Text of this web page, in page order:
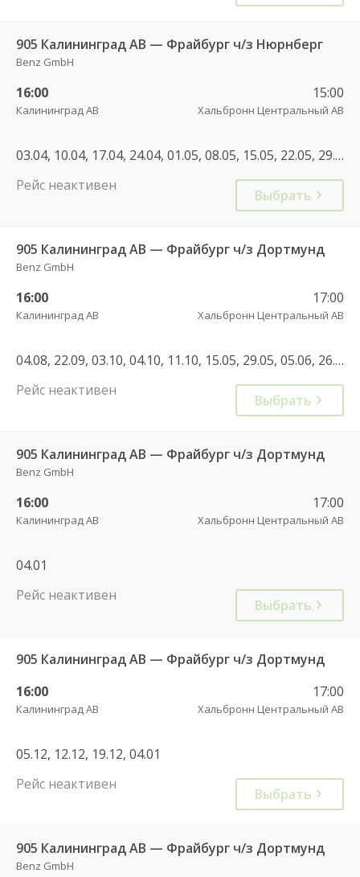
905 Калининград АВ — Фрайбург ч/з Нюрнберг
Benz GmbH
16:00
Калининград АВ
15:00
Хальбронн Центральный АВ
03.04, 10.04, 17.04, 24.04, 01.05, 08.05, 15.05, 22.05, 29.05, 05.06, 12.06, 19.06, 26.06, 03.07, 10.07, 17.07, 24.07, 31.07, 07.08, 14.08, 21.08, 28.08, 04.09, 11.09, 18.09, 25.09, 02.10, 09.10, 16.10, 23.10
Рейс неактивен
Выбрать
905 Калининград АВ — Фрайбург ч/з Дортмунд
Benz GmbH
16:00
Калининград АВ
17:00
Хальбронн Центральный АВ
04.08, 22.09, 03.10, 04.10, 11.10, 15.05, 29.05, 05.06, 26.06, 19.09, 21.09, 25.09
Рейс неактивен
Выбрать
905 Калининград АВ — Фрайбург ч/з Дортмунд
Benz GmbH
16:00
Калининград АВ
17:00
Хальбронн Центральный АВ
04.01
Рейс неактивен
Выбрать
905 Калининград АВ — Фрайбург ч/з Дортмунд
16:00
Калининград АВ
17:00
Хальбронн Центральный АВ
05.12, 12.12, 19.12, 04.01
Рейс неактивен
Выбрать
905 Калининград АВ — Фрайбург ч/з Дортмунд
Benz GmbH